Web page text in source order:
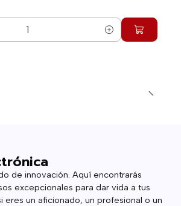
de innovación. Aquí encontrarás
excepcionales para dar vida a tus
eres un aficionado, un profesional o un